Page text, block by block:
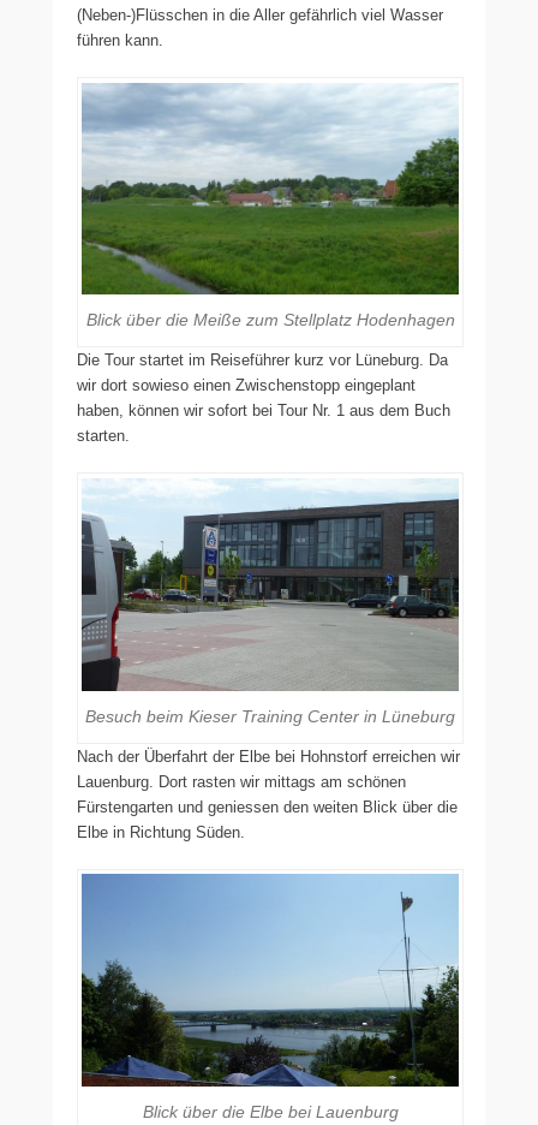
(Neben-)Flüsschen in die Aller gefährlich viel Wasser
führen kann.
Blick über die Meiße zum Stellplatz Hodenhagen
Die Tour startet im Reiseführer kurz vor Lüneburg. Da
wir dort sowieso einen Zwischenstopp eingeplant
haben, können wir sofort bei Tour Nr. 1 aus dem Buch
starten.
Besuch beim Kieser Training Center in Lüneburg
Nach der Überfahrt der Elbe bei Hohnstorf erreichen wir
Lauenburg. Dort rasten wir mittags am schönen
Fürstengarten und geniessen den weiten Blick über die
Elbe in Richtung Süden.
Blick über die Elbe bei Lauenburg